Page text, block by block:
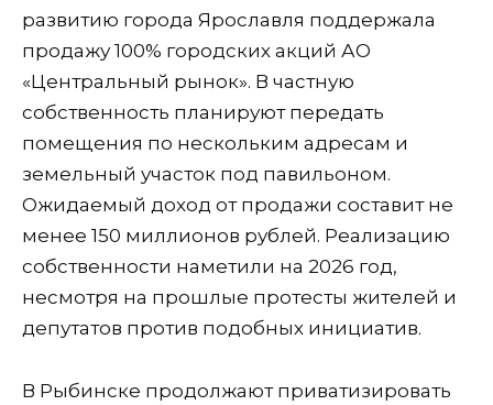
развитию города Ярославля поддержала
продажу 100% городских акций АО
«Центральный рынок». В частную
собственность планируют передать
помещения по нескольким адресам и
земельный участок под павильоном.
Ожидаемый доход от продажи составит не
менее 150 миллионов рублей. Реализацию
собственности наметили на 2026 год,
несмотря на прошлые протесты жителей и
депутатов против подобных инициатив.
В Рыбинске продолжают приватизировать